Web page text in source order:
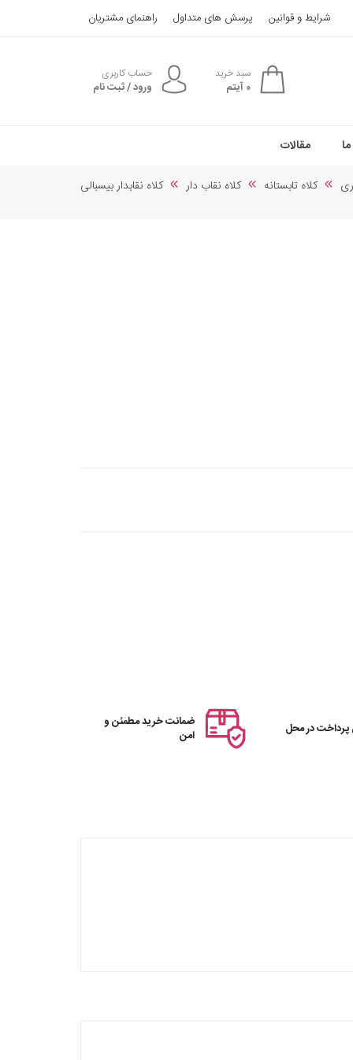
شرایط و قوانین پرسش های متداول راهنمای مشتریان
سبد خرید
0آیتم
حساب کاربری
ورود / ثبت نام
مقالات
کلاه تابستانه کلاه نقاب دار کلاه نقابدار بیسبالی
پرداخت در محل
ضمانت خرید مطمئن و
امن